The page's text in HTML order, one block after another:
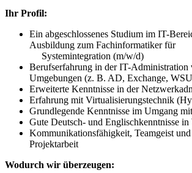
Ihr Profil:
Ein abgeschlossenes Studium im IT-
Ausbildung zum Fachinformatiker für
Systemintegration (m/w/d)
Berufserfahrung in der IT-
Umgebungen (z. B. AD, Exchange,
Erweiterte Kenntnisse in der
Erfahrung mit Virtualisierungstechnik
Grundlegende Kenntnisse im Umgang
Gute Deutsch- und Englischkenntnisse
Kommunikationsfähigkeit, Teamgeist und
Projektarbeit
Wodurch wir überzeugen: